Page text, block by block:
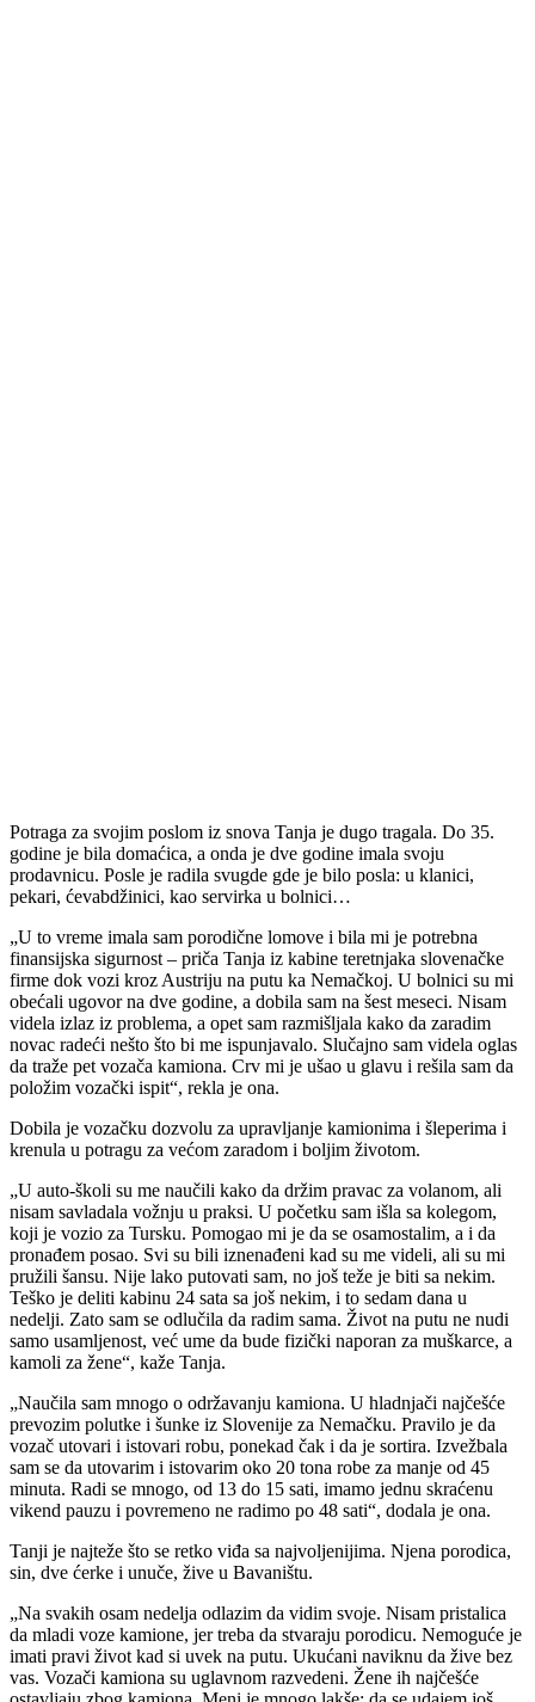
Potraga za svojim poslom iz snova Tanja je dugo tragala. Do 35.
godine je bila domaćica, a onda je dve godine imala svoju
prodavnicu. Posle je radila svugde gde je bilo posla: u klanici,
pekari, ćevabdžinici, kao servirka u bolnici…
„U to vreme imala sam porodične lomove i bila mi je potrebna
finansijska sigurnost – priča Tanja iz kabine teretnjaka slovenačke
firme dok vozi kroz Austriju na putu ka Nemačkoj. U bolnici su mi
obećali ugovor na dve godine, a dobila sam na šest meseci. Nisam
videla izlaz iz problema, a opet sam razmišljala kako da zaradim
novac radeći nešto što bi me ispunjavalo. Slučajno sam videla oglas
da traže pet vozača kamiona. Crv mi je ušao u glavu i rešila sam da
položim vozački ispit“, rekla je ona.
Dobila je vozačku dozvolu za upravljanje kamionima i šleperima i
krenula u potragu za većom zaradom i boljim životom.
„U auto-školi su me naučili kako da držim pravac za volanom, ali
nisam savladala vožnju u praksi. U početku sam išla sa kolegom,
koji je vozio za Tursku. Pomogao mi je da se osamostalim, a i da
pronađem posao. Svi su bili iznenađeni kad su me videli, ali su mi
pružili šansu. Nije lako putovati sam, no još teže je biti sa nekim.
Teško je deliti kabinu 24 sata sa još nekim, i to sedam dana u
nedelji. Zato sam se odlučila da radim sama. Život na putu ne nudi
samo usamljenost, već ume da bude fizički naporan za muškarce, a
kamoli za žene“, kaže Tanja.
„Naučila sam mnogo o održavanju kamiona. U hladnjači najčešće
prevozim polutke i šunke iz Slovenije za Nemačku. Pravilo je da
vozač utovari i istovari robu, ponekad čak i da je sortira. Izvežbala
sam se da utovarim i istovarim oko 20 tona robe za manje od 45
minuta. Radi se mnogo, od 13 do 15 sati, imamo jednu skraćenu
vikend pauzu i povremeno ne radimo po 48 sati“, dodala je ona.
Tanji je najteže što se retko viđa sa najvoljenijima. Njena porodica,
sin, dve ćerke i unuče, žive u Bavaništu.
„Na svakih osam nedelja odlazim da vidim svoje. Nisam pristalica
da mladi voze kamione, jer treba da stvaraju porodicu. Nemoguće je
imati pravi život kad si uvek na putu. Ukućani naviknu da žive bez
vas. Vozači kamiona su uglavnom razvedeni. Žene ih najčešće